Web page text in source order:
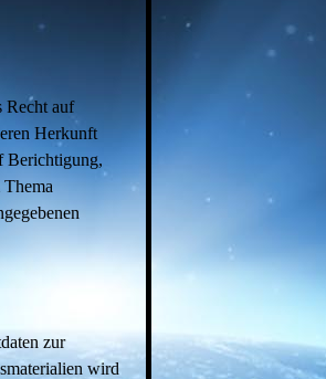
Recht auf
Herkunft
Berichtigung,
zur
wird